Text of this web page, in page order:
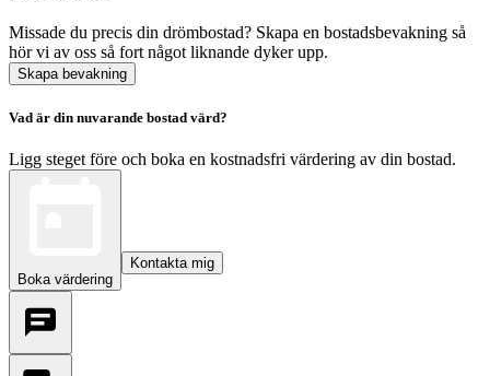
Missade du precis din drömbostad? Skapa en bostadsbevakning så
hör vi av oss så fort något liknande dyker upp.
Skapa bevakning
Vad är din nuvarande bostad värd?
Ligg steget före och boka en kostnadsfri värdering av din bostad.
Boka värdering
Kontakta mig